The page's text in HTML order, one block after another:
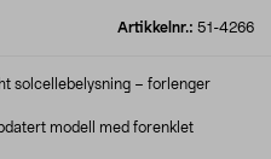
Artikkelnr.: 51-4266
solcellebelysning – forlenger
modell med forenklet